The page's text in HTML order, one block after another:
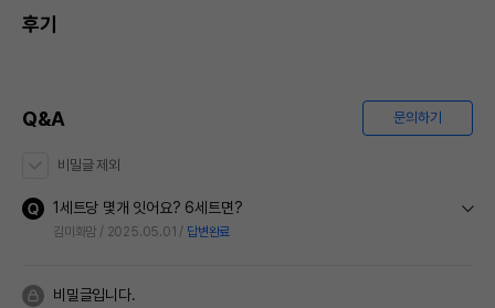
후기
Q&A 문의하기
비밀글 제외
1세트당 몇개 잇어요? 6세트면?
김미화맘 2025.05.01 답변완료
비밀글입니다.